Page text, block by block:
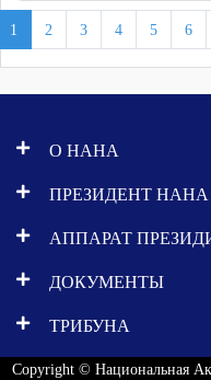
1 2 3 4 5 6
О НАНА
ПРЕЗИДЕНТ НАНА
АППАРАТ
ДОКУМЕНТЫ
ТРИБУНА
Copyright © Национальная